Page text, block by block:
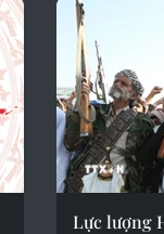
Lực lượng